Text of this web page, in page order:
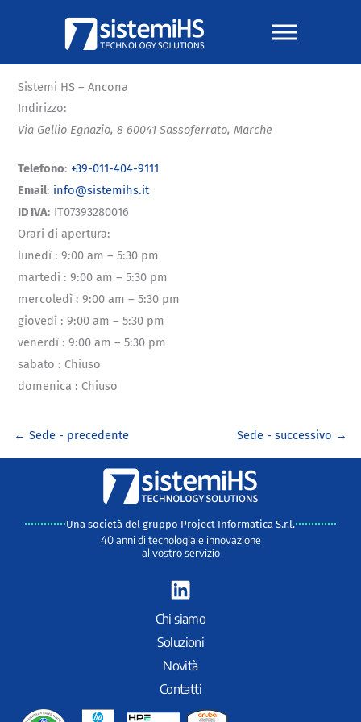
Sistemi HS – Ancona
Indirizzo:
Via Gellio Egnazio, 8 60041 Sassoferrato,Marche
Telefono: +39-011-404-9111
Email: info@sistemihs.it
ID IVA: IT07393280016
Orari di apertura:
lunedì :9:00 am – 5:30 pm
martedì :9:00 am – 5:30 pm
mercoledì :9:00 am – 5:30 pm
giovedì :9:00 am – 5:30 pm
venerdì :9:00 am – 5:30 pm
sabato : Chiuso
domenica : Chiuso
← Sede - precedente Sede - successivo →
Una società del gruppo Project Informatica S.r.l.
40 anni di tecnologia e innovazione
al vostro servizio
i
n
k
e
d
i
n
Chi siamo
Soluzioni
Novità
Contatti